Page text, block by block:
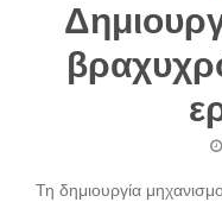
Τη δημιουργία